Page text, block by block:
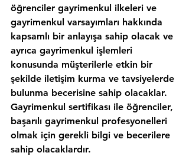
öğrenciler gayrimenkul ilkeleri ve
gayrimenkul varsayımları hakkında
kapsamlı bir anlayışa sahip olacak ve
ayrıca gayrimenkul işlemleri
konusunda müşterilerle etkin bir
şekilde iletişim kurma ve tavsiyelerde
bulunma becerisine sahip olacaklar.
Gayrimenkul sertifikası ile öğrenciler,
başarılı gayrimenkul profesyonelleri
olmak için gerekli bilgi ve becerilere
sahip olacaklardır.